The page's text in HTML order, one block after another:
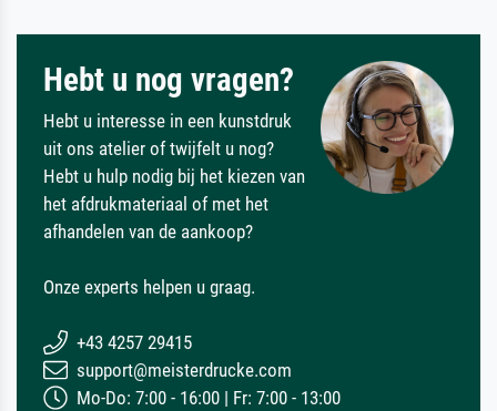
Hebt u nog vragen?
Hebt u interesse in een kunstdruk
uit ons atelier of twijfelt u nog?
Hebt u hulp nodig bij het kiezen van
het afdrukmateriaal of met het
afhandelen van de aankoop?
Onze experts helpen u graag.
+43 4257 29415
support@meisterdrucke.com
Mo-Do: 7:00 - 16:00 | Fr: 7:00 - 13:00